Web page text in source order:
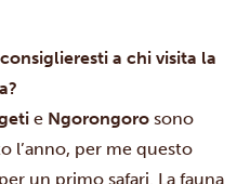
a chi visita la
e Ngorongoro sono
l’anno, per me questo
un primo safari. La fauna